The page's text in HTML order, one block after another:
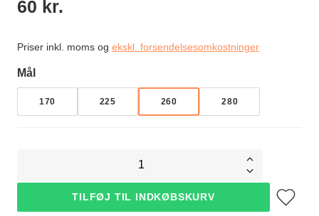
60 kr.
Priser inkl. moms og ekskl. forsendelsesomkostninger
Vælg
Mål
170 225 260 280
1
TILFØJ TIL INDKØBSKURV
Tilføj til